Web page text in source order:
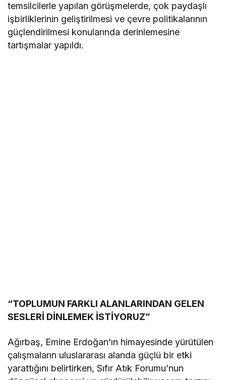
temsilcilerle yapılan görüşmelerde, çok paydaşlı
işbirliklerinin geliştirilmesi ve çevre politikalarının
güçlendirilmesi konularında derinlemesine
tartışmalar yapıldı.
“TOPLUMUN FARKLI ALANLARINDAN GELEN
SESLERİ DİNLEMEK İSTİYORUZ”
Ağırbaş, Emine Erdoğan’ın himayesinde yürütülen
çalışmaların uluslararası alanda güçlü bir etki
yarattığını belirtirken, Sıfır Atık Forumu’nun